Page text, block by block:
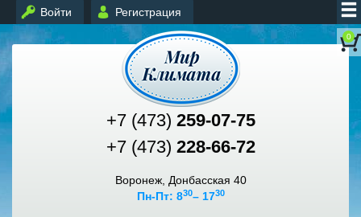
Войти Регистрация
0
+7 (473) 259-07-75
+7 (473) 228-66-72
Воронеж, Донбасская 40
Пн-Пт: 830– 1730